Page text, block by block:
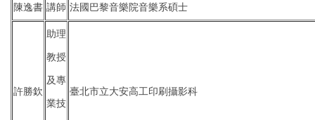
陳逸書 講師 法國巴黎音樂院音樂系碩士
許勝欽
助理
教授
及專
業技
臺北市立大安高工印刷攝影科